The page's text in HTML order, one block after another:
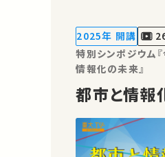
お願いします。
2025年 開講
特別シンポジウム
情報化の未来』
都市と情報